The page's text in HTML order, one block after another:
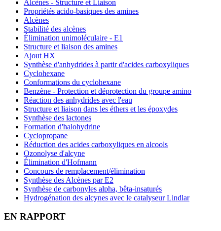
Alcènes - Structure et Liaison
Propriétés acido-basiques des amines
Alcènes
Stabilité des alcènes
Élimination unimoléculaire - E1
Structure et liaison des amines
Ajout HX
Synthèse d'anhydrides à partir d'acides carboxyliques
Cyclohexane
Conformations du cyclohexane
Benzène - Protection et déprotection du groupe amino
Réaction des anhydrides avec l'eau
Structure et liaison dans les éthers et les époxydes
Synthèse des lactones
Formation d'halohydrine
Cyclopropane
Réduction des acides carboxyliques en alcools
Ozonolyse d'alcyne
Élimination d'Hofmann
Concours de remplacement/élimination
Synthèse des Alcènes par E2
Synthèse de carbonyles alpha, bêta-insaturés
Hydrogénation des alcynes avec le catalyseur Lindlar
EN RAPPORT